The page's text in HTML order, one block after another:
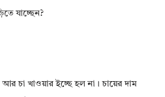
যাচ্ছেন?
চা খাওয়ার ইচ্ছে হল না। চায়ের দাম